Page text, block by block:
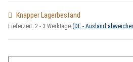
Knapper Lagerbestand
Lieferzeit: 2 - 3 Werktage (DE - Ausland